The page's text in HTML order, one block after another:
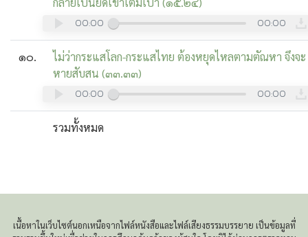
00:00
00:00
๑๐.
ไม่ว่ากระแสโลก-กระแสไทย ต้องหยุดไหลตามตัณหา จึงจะ
หายสับสน (๓๓.๓๓)
00:00
00:00
รวมทั้งหมด
เนื้อหาในเว็บไซต์นอกเหนือจากไฟล์หนังสือและไฟล์เสียงธรรมบรรยาย เป็นข้อมูลที่